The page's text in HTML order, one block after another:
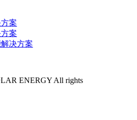
案
案
决方案
ENERGY All rights